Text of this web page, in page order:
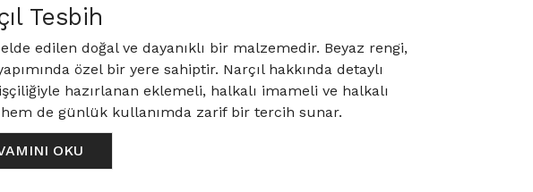
Tesbih
edilen doğal ve dayanıklı bir malzemedir. Beyaz rengi,
özel bir yere sahiptir. Narçıl hakkında detaylı
hazırlanan eklemeli, halkalı imameli ve halkalı
de günlük kullanımda zarif bir tercih sunar.
OKU